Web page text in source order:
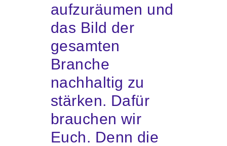
aufzuräumen und
das Bild der
gesamten
Branche
nachhaltig zu
stärken. Dafür
brauchen wir
Euch. Denn die